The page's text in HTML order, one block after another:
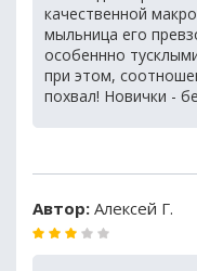
качественной
мыльница его
особеннно
при этом,
похвал! Новички -
Автор: Алексей Г.